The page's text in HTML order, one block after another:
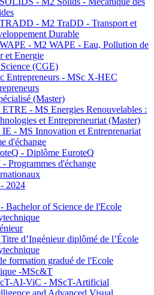
- M2 TraDD - Transport et
Durable
- M2 WAPE - Eau, Pollution de
et Energie
(CGE)
Entrepreneurs - MSc X-HEC
(Master)
- MS Energies Renouvelables :
et Entrepreneuriat (Master)
- MS Innovation et Entreprenariat
d'échange
- Diplôme EuroteQ
- Programmes d'échange
2024
Bachelor of Science de l'Ecole
d’Ingénieur diplômé de l’École
formation gradué de l'Ecole
-MSc&T
AI-ViC - MScT-Artificial
and Advanced Visual